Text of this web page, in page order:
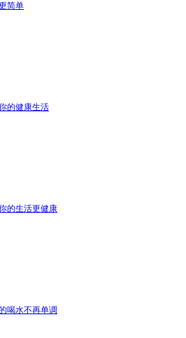
简单
的健康生活
的生活更健康
喝水不再单调